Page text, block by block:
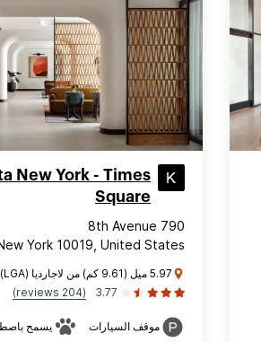
New York - Times
Square
790 8th Avenue
York 10019, United States
5.97 ميل (9.61 كم) من لاجارديا (LGA)
3.77
(204 reviews)
موقف السيارات يسمح